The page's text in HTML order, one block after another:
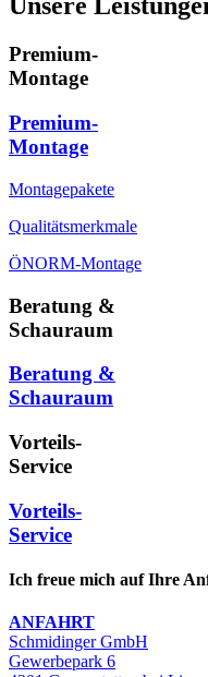
Unsere
Premium-
Montage
Premium-
Montage
Montagepakete
Qualitätsmerkmale
ÖNORM-Montage
Beratung &
Schauraum
Beratung &
Schauraum
Vorteils-
Service
Vorteils-
Service
Ich freue mich auf Ihre
ANFAHRT
Schmidinger GmbH
Gewerbepark 6